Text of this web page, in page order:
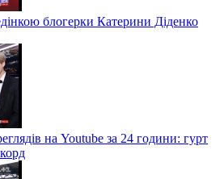
блогерки Катерини Діденко
на Youtube за 24 години: гурт